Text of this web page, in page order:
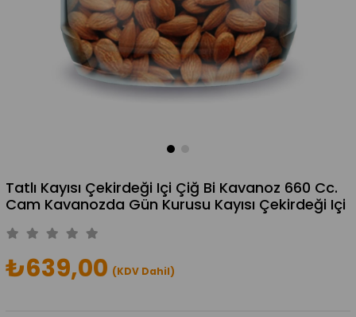
Tatlı Kayısı Çekirdeği Içi Çiğ Bi Kavanoz 660 Cc.
Cam Kavanozda Gün Kurusu Kayısı Çekirdeği Içi
₺639,00 (KDV Dahil)